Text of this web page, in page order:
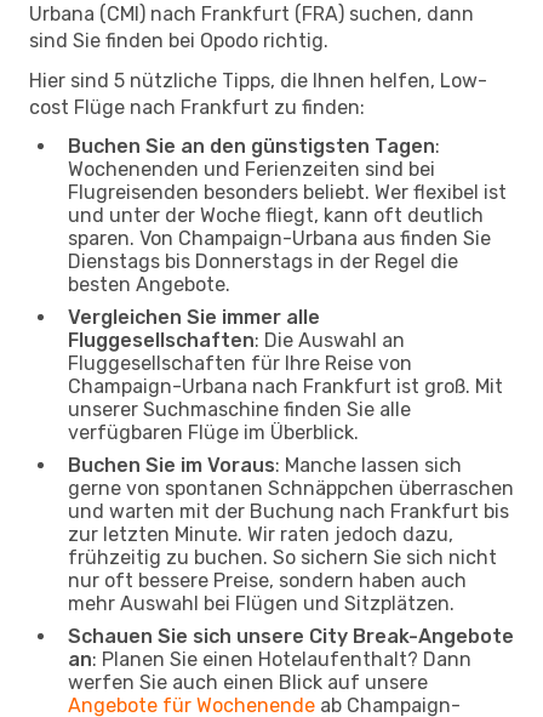
Urbana (CMI) nach Frankfurt (FRA) suchen, dann
sind Sie finden bei Opodo richtig.
Hier sind 5 nützliche Tipps, die Ihnen helfen, Low-
cost Flüge nach Frankfurt zu finden:
Buchen Sie an den günstigsten Tagen:
Wochenenden und Ferienzeiten sind bei
Flugreisenden besonders beliebt. Wer flexibel ist
und unter der Woche fliegt, kann oft deutlich
sparen. Von Champaign-Urbana aus finden Sie
Dienstags bis Donnerstags in der Regel die
besten Angebote.
Vergleichen Sie immer alle
Fluggesellschaften: Die Auswahl an
Fluggesellschaften für Ihre Reise von
Champaign-Urbana nach Frankfurt ist groß. Mit
unserer Suchmaschine finden Sie alle
verfügbaren Flüge im Überblick.
Buchen Sie im Voraus: Manche lassen sich
gerne von spontanen Schnäppchen überraschen
und warten mit der Buchung nach Frankfurt bis
zur letzten Minute. Wir raten jedoch dazu,
frühzeitig zu buchen. So sichern Sie sich nicht
nur oft bessere Preise, sondern haben auch
mehr Auswahl bei Flügen und Sitzplätzen.
Schauen Sie sich unsere City Break-Angebote
an: Planen Sie einen Hotelaufenthalt? Dann
werfen Sie auch einen Blick auf unsere
Angebote für Wochenende ab Champaign-